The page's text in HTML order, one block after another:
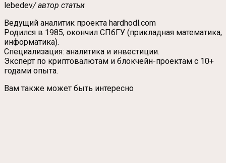
lebedev/ автор статьи
Ведущий аналитик проекта hardhodl.com
Родился в 1985, окончил СПбГУ (прикладная математика,
информатика).
Специализация: аналитика и инвестиции.
Эксперт по криптовалютам и блокчейн-проектам с 10+
годами опыта.
Вам также может быть интересно